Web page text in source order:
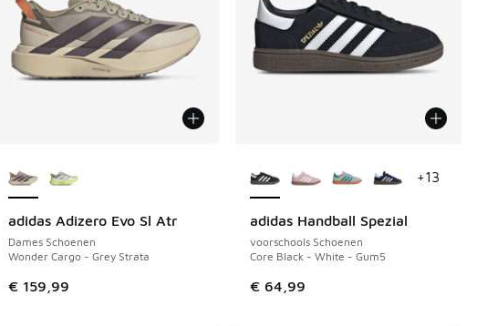
adidas Adizero Evo Sl Atr
Dames Schoenen
Wonder Cargo - Grey Strata
€ 159,99
adidas Handball Spezial
voorschools Schoenen
Core Black - White - Gum5
€ 64,99
+13